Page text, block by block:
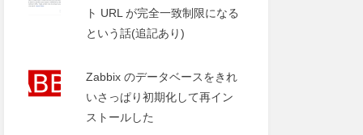
ト URL が完全一致制限になる
という話(追記あり)
Zabbix のデータベースをきれ
いさっぱり初期化して再イン
ストールした